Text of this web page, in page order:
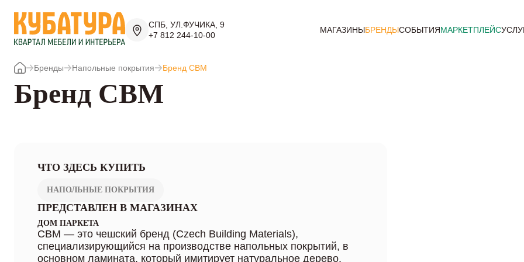
СПБ, УЛ.ФУЧИКА, 9
+7 812 244-10-00
МАГАЗИНЫБРЕНДЫСОБЫТИЯМАРКЕТПЛЕЙС
Бренды Напольные покрытия Бренд CBM
Бренд CBM
ЧТО ЗДЕСЬ КУПИТЬ
НАПОЛЬНЫЕ ПОКРЫТИЯ
ПРЕДСТАВЛЕН В МАГАЗИНАХ
ДОМ ПАРКЕТА
CBM — это чешский бренд (Czech Building Materials),
специализирующийся на производстве напольных покрытий, в
основном ламината, который имитирует натуральное дерево.